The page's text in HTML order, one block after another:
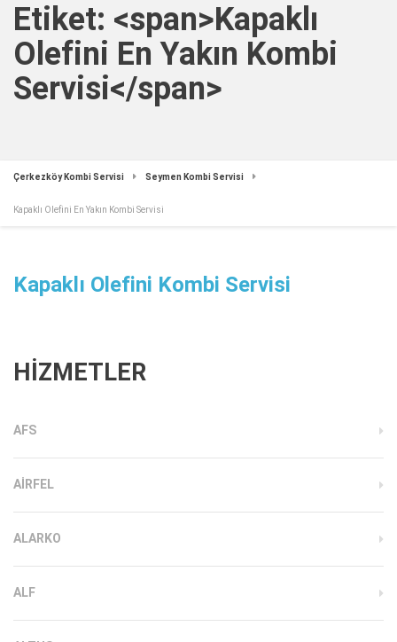
Etiket: <span>Kapaklı
Olefini En Yakın Kombi
Servisi</span>
Çerkezköy Kombi Servisi Seymen Kombi Servisi
Kapaklı Olefini En Yakın Kombi Servisi
Kapaklı Olefini Kombi Servisi
HİZMETLER
AFS
AIRFEL
ALARKO
ALF